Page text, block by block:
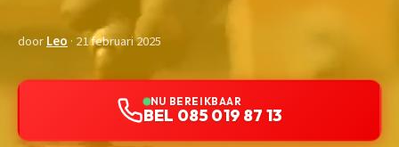
doorLeo · 21 februari 2025
NU BEREIKBAAR
BEL 085 019 87 13